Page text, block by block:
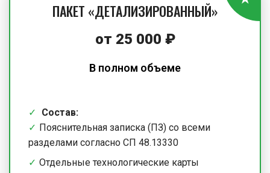
ПАКЕТ «ДЕТАЛИЗИРОВАННЫЙ»
от 25 000 ₽
В полном объеме
Состав:
Пояснительная записка (ПЗ) со всеми
разделами согласно СП 48.13330
Отдельные технологические карты